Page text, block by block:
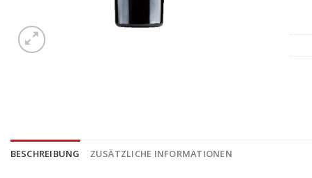
BESCHREIBUNG ZUSÄTZLICHE INFORMATIONEN